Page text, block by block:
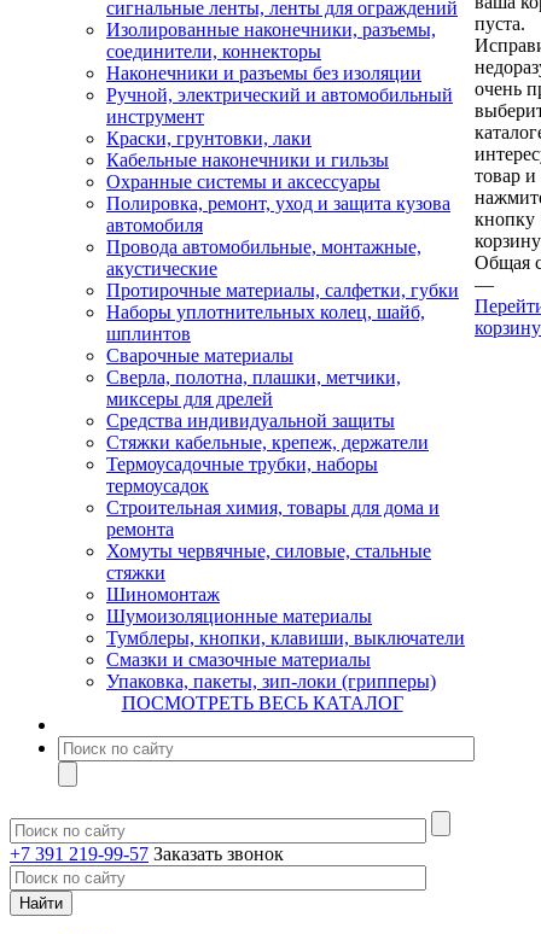
сигнальные ленты, ленты для ограждений
Изолированные наконечники, разъемы,
соединители, коннекторы
Наконечники и разъемы без изоляции
Ручной, электрический и автомобильный
инструмент
Краски, грунтовки, лаки
Кабельные наконечники и гильзы
Охранные системы и аксессуары
Полировка, ремонт, уход и защита кузова
автомобиля
Провода автомобильные, монтажные,
акустические
Протирочные материалы, салфетки, губки
Наборы уплотнительных колец, шайб,
шплинтов
Сварочные материалы
Сверла, полотна, плашки, метчики,
миксеры для дрелей
Средства индивидуальной защиты
Стяжки кабельные, крепеж, держатели
Термоусадочные трубки, наборы
термоусадок
Строительная химия, товары для дома и
ремонта
Хомуты червячные, силовые, стальные
стяжки
Шиномонтаж
Шумоизоляционные материалы
Тумблеры, кнопки, клавиши, выключатели
Смазки и смазочные материалы
Упаковка, пакеты, зип-локи (грипперы)
ПОСМОТРЕТЬ ВЕСЬ КАТАЛОГ
+7 391 219-99-57 Заказать звонок
пуста.
очень
товар и
кнопку
Общая
—
корзину